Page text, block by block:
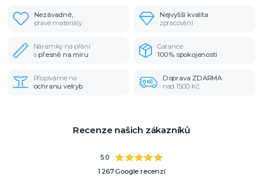
Nezávadné,
pravé materiály
Nejvyšší kvalita
zpracování
Náramky na přání
apřesně na míru
Garance
100% spokojenosti
Přispíváme na
ochranu velryb
Doprava ZDARMA
nad 1500 Kč
Recenze našich zákazníků
5.0
1 267 Google recenzí